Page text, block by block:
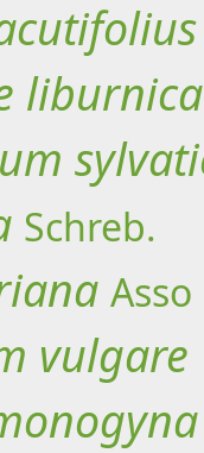
liburnica
Schreb.
Asso
vulgare